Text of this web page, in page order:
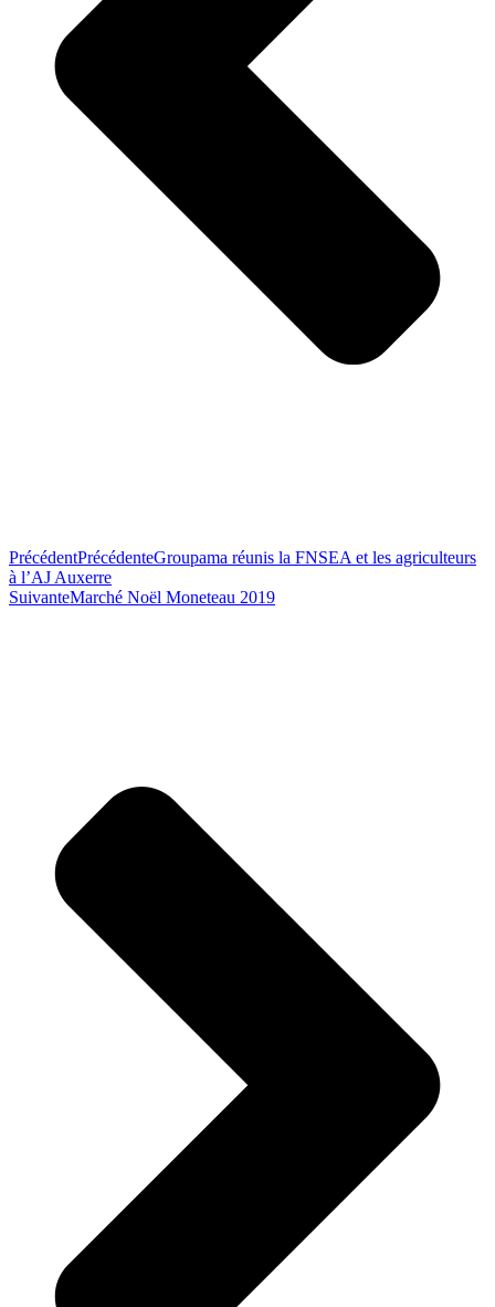
PrécédentPrécédenteGroupama réunis la FNSEA et les agriculteurs
à l’AJ Auxerre
SuivanteMarché Noël Moneteau 2019